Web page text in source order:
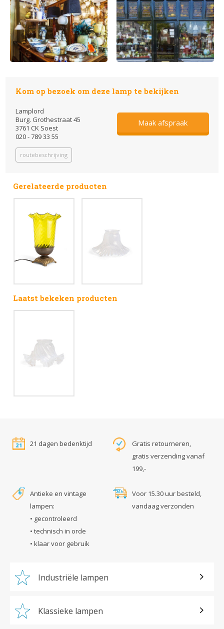
Kom op bezoek om deze lamp te bekijken
Lamplord
Burg. Grothestraat 45
3761 CK Soest
020 - 789 33 55
routebeschrijving
Maak afspraak
Gerelateerde producten
Laatst bekeken producten
21 dagen bedenktijd
Gratis retourneren,
gratis verzending vanaf
199,-
Antieke en vintage
lampen:
• gecontroleerd
• technisch in orde
• klaar voor gebruik
Voor 15.30 uur besteld,
vandaag verzonden
Industriële lampen
Klassieke lampen